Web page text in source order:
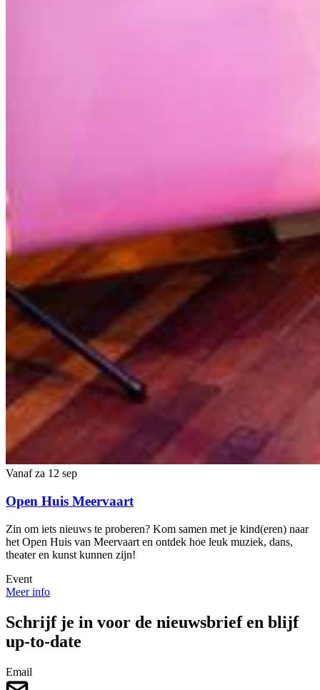
Vanaf za 12 sep
Open Huis Meervaart
Zin om iets nieuws te proberen? Kom samen met je kind(eren) naar
het Open Huis van Meervaart en ontdek hoe leuk muziek, dans,
theater en kunst kunnen zijn!
Event
Meer info
Schrijf je in voor de nieuwsbrief en blijf
up-to-date
Email